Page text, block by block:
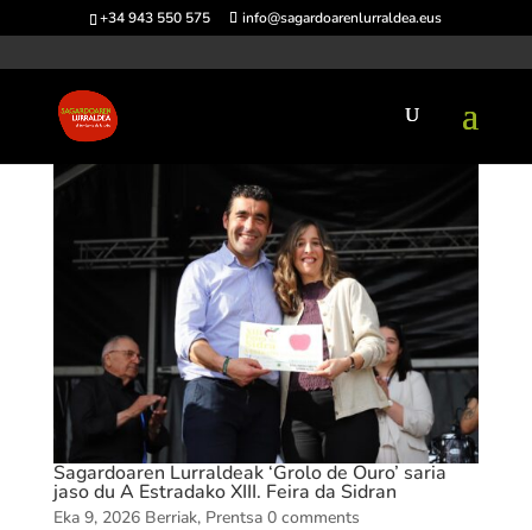
+34 943 550 575 info@sagardoarenlurraldea.eus
Sagardoaren Lurraldeak ‘Grolo de Ouro’ saria
jaso du A Estradako XIII. Feira da Sidran
Eka 9, 2026 Berriak, Prentsa 0 comments